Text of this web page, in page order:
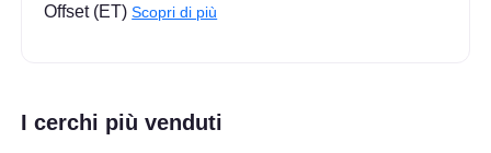
Offset (ET)Scopri di più
I cerchi più venduti